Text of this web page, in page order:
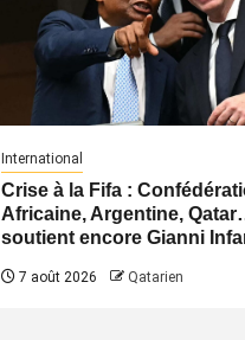
International
Crise à la Fifa :
Africaine, Argentine,
soutient encore Gianni
7 août 2026 Qatarien